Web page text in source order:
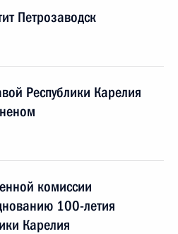
Петрозаводск
Республики Карелия
комиссии
100-летия
Карелия